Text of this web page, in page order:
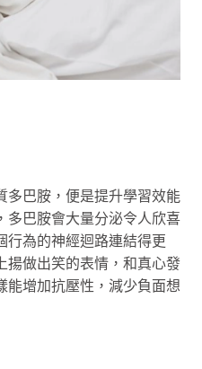
多巴胺，便是提升學習效能
多巴胺會大量分泌令人欣喜
行為的神經迴路連結得更
揚做出笑的表情，和真心發
能增加抗壓性，減少負面想